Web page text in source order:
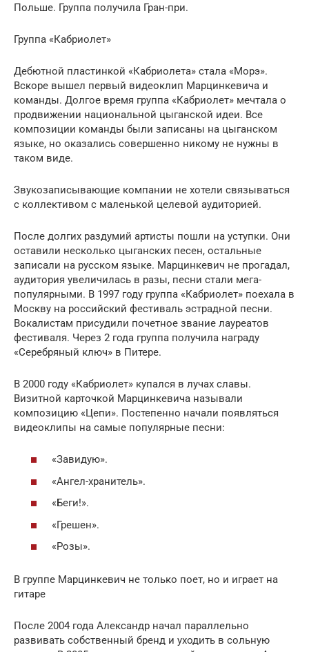
Польше. Группа получила Гран-при.
Группа «Кабриолет»
Дебютной пластинкой «Кабриолета» стала «Морэ».
Вскоре вышел первый видеоклип Марцинкевича и
команды. Долгое время группа «Кабриолет» мечтала о
продвижении национальной цыганской идеи. Все
композиции команды были записаны на цыганском
языке, но оказались совершенно никому не нужны в
таком виде.
Звукозаписывающие компании не хотели связываться
с коллективом с маленькой целевой аудиторией.
После долгих раздумий артисты пошли на уступки. Они
оставили несколько цыганских песен, остальные
записали на русском языке. Марцинкевич не прогадал,
аудитория увеличилась в разы, песни стали мега-
популярными. В 1997 году группа «Кабриолет» поехала в
Москву на российский фестиваль эстрадной песни.
Вокалистам присудили почетное звание лауреатов
фестиваля. Через 2 года группа получила награду
«Серебряный ключ» в Питере.
В 2000 году «Кабриолет» купался в лучах славы.
Визитной карточкой Марцинкевича называли
композицию «Цепи». Постепенно начали появляться
видеоклипы на самые популярные песни:
«Завидую».
«Ангел-хранитель».
«Беги!».
«Грешен».
«Розы».
В группе Марцинкевич не только поет, но и играет на
гитаре
После 2004 года Александр начал параллельно
развивать собственный бренд и уходить в сольную